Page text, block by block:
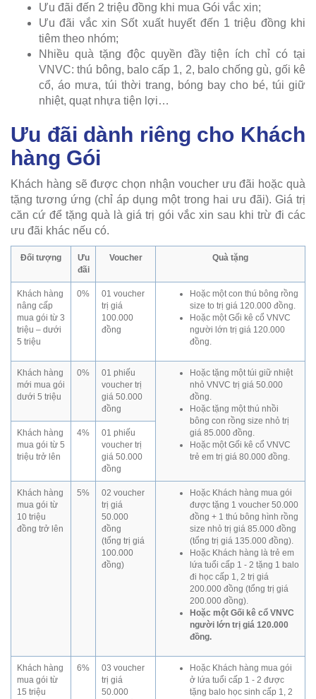
Ưu đãi đến 2 triệu đồng khi mua Gói vắc xin;
Ưu đãi vắc xin Sốt xuất huyết đến 1 triệu đồng khi
tiêm theo nhóm;
Nhiều quà tặng độc quyền đầy tiện ích chỉ có tại
VNVC: thú bông, balo cấp 1, 2, balo chống gù, gối kê
cổ, áo mưa, túi thời trang, bóng bay cho bé, túi giữ
nhiệt, quạt nhựa tiện lợi…
Ưu đãi dành riêng cho Khách
hàng Gói
Khách hàng sẽ được chọn nhận voucher ưu đãi hoặc quà
tặng tương ứng (chỉ áp dụng một trong hai ưu đãi). Giá trị
căn cứ để tặng quà là giá trị gói vắc xin sau khi trừ đi các
ưu đãi khác nếu có.
Đối tượng
Ưu
đãi
Voucher Quà tặng
Khách hàng
nâng cấp
mua gói từ 3
triệu – dưới
5 triệu
0%
01 voucher
trị giá
100.000
đồng
Hoặc một con thú bông rồng
size to trị giá 120.000 đồng.
Hoặc một Gối kê cổ VNVC
người lớn trị giá 120.000
đồng.
Khách hàng
mới mua gói
dưới 5 triệu
0%
01 phiếu
voucher trị
giá 50.000
đồng
Hoặc tặng một túi giữ nhiệt
nhỏ VNVC trị giá 50.000
đồng.
Hoặc tặng một thú nhồi
bông con rồng size nhỏ trị
giá 85.000 đồng.
Hoặc một Gối kê cổ VNVC
trẻ em trị giá 80.000 đồng.
Khách hàng
mua gói từ 5
triệu trở lên
4%
01 phiếu
voucher trị
giá 50.000
đồng
Khách hàng
mua gói từ
10 triệu
đồng trở lên
5%
02 voucher
trị giá
50.000
đồng
(tổng trị giá
100.000
đồng)
Hoặc Khách hàng mua gói
được tặng 1 voucher 50.000
đồng + 1 thú bông hình rồng
size nhỏ trị giá 85.000 đồng
(tổng trị giá 135.000 đồng).
Hoặc Khách hàng là trẻ em
lứa tuổi cấp 1 - 2 tặng 1 balo
đi học cấp 1, 2 trị giá
200.000 đồng (tổng trị giá
200.000 đồng).
Hoặc một Gối kê cổ VNVC
người lớn trị giá 120.000
đồng.
Khách hàng
mua gói từ
15 triệu
6%
03 voucher
trị giá
50.000
Hoặc Khách hàng mua gói
ở lứa tuổi cấp 1 - 2 được
tặng balo học sinh cấp 1, 2